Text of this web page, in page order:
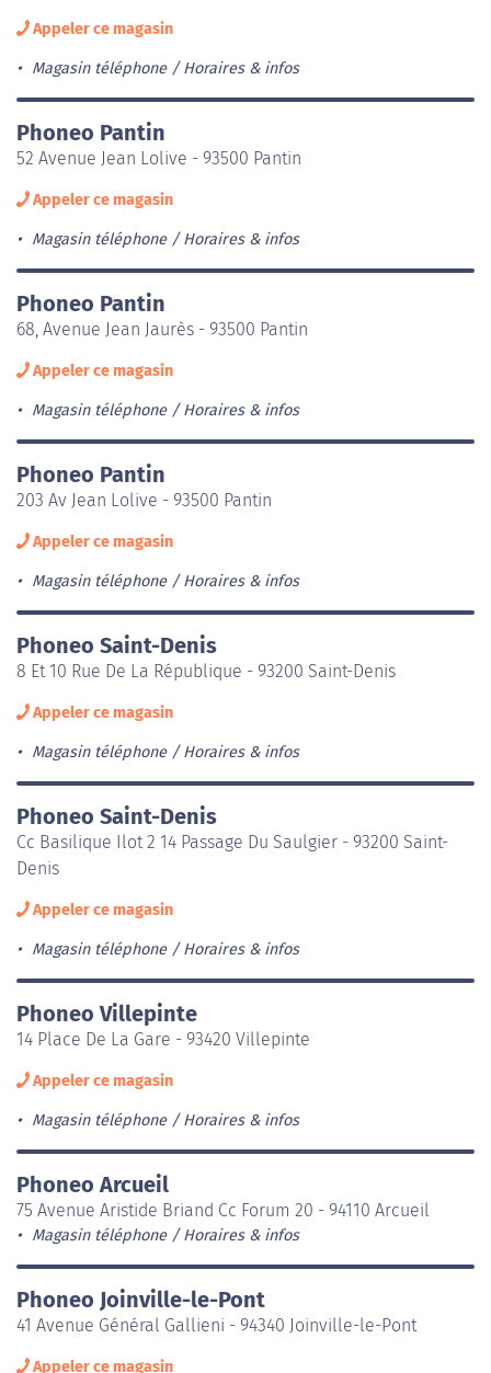
Appeler ce magasin
Magasin téléphone Horaires & infos
Phoneo Pantin
52 Avenue Jean Lolive - 93500 Pantin
Appeler ce magasin
Magasin téléphone Horaires & infos
Phoneo Pantin
68, Avenue Jean Jaurès - 93500 Pantin
Appeler ce magasin
Magasin téléphone Horaires & infos
Phoneo Pantin
203 Av Jean Lolive - 93500 Pantin
Appeler ce magasin
Magasin téléphone Horaires & infos
Phoneo Saint-Denis
8 Et 10 Rue De La République - 93200 Saint-Denis
Appeler ce magasin
Magasin téléphone Horaires & infos
Phoneo Saint-Denis
Cc Basilique Ilot 2 14 Passage Du Saulgier - 93200 Saint-
Denis
Appeler ce magasin
Magasin téléphone Horaires & infos
Phoneo Villepinte
14 Place De La Gare - 93420 Villepinte
Appeler ce magasin
Magasin téléphone Horaires & infos
Phoneo Arcueil
75 Avenue Aristide Briand Cc Forum 20 - 94110 Arcueil
Magasin téléphone Horaires & infos
Phoneo Joinville-le-Pont
41 Avenue Général Gallieni - 94340 Joinville-le-Pont
Appeler ce magasin